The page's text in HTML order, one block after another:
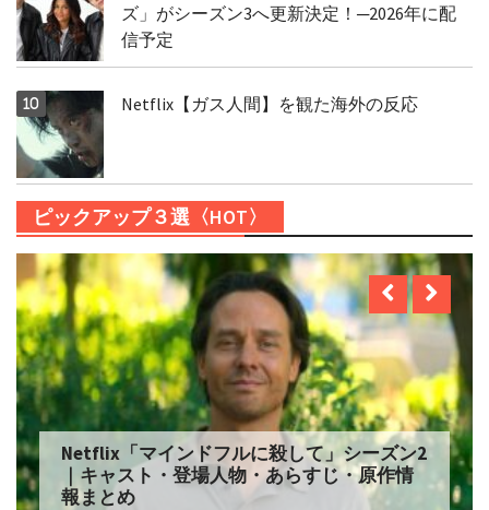
ズ」がシーズン3へ更新決定！─2026年に配
信予定
Netflix【ガス人間】を観た海外の反応
ピックアップ３選〈HOT〉
Netflix「マインドフルに殺して」シーズン2
｜キャスト・登場人物・あらすじ・原作情
報まとめ